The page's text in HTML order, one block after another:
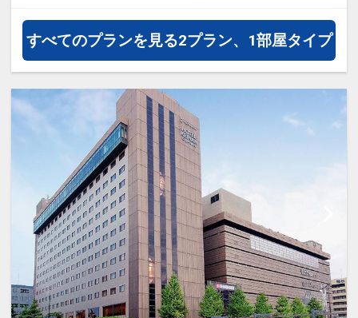
すべてのプランを見る2プラン、1部屋タイプ